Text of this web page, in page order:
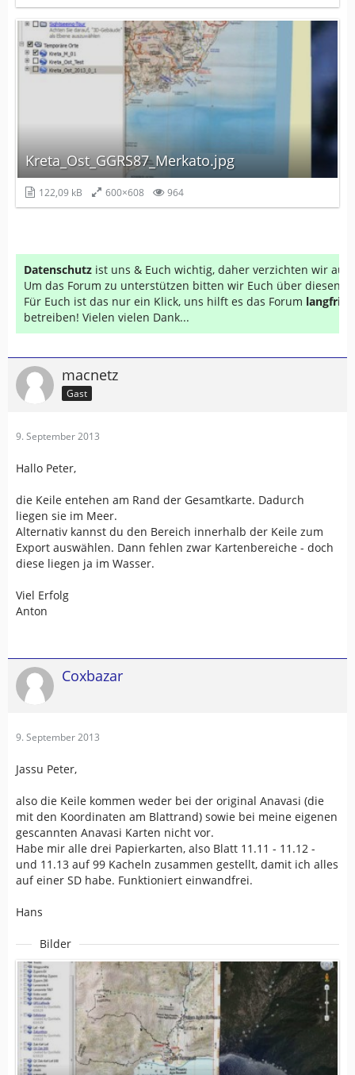
Kreta_Ost_GGRS87_Merkato.jpg
122,09 kB 600×608 964
Datenschutz ist uns & Euch wichtig, daher verzichten wir auf
Um das Forum zu unterstützen bitten wir Euch über diesen
Für Euch ist das nur ein Klick, uns hilft es das Forum
betreiben! Vielen vielen Dank...
macnetz
Gast
9. September 2013
Hallo Peter,
die Keile entehen am Rand der Gesamtkarte. Dadurch
liegen sie im Meer.
Alternativ kannst du den Bereich innerhalb der Keile zum
Export auswählen. Dann fehlen zwar Kartenbereiche - doch
diese liegen ja im Wasser.
Viel Erfolg
Anton
Coxbazar
9. September 2013
Jassu Peter,
also die Keile kommen weder bei der original Anavasi (die
mit den Koordinaten am Blattrand) sowie bei meine eigenen
gescannten Anavasi Karten nicht vor.
Habe mir alle drei Papierkarten, also Blatt 11.11 - 11.12 -
und 11.13 auf 99 Kacheln zusammen gestellt, damit ich alles
auf einer SD habe. Funktioniert einwandfrei.
Hans
Bilder